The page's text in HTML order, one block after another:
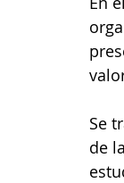
Se
de